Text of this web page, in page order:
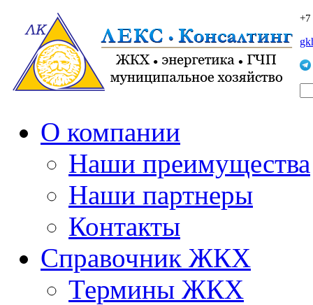
О компании
Наши преимущества
Наши партнеры
Контакты
Справочник ЖКХ
Термины ЖКХ